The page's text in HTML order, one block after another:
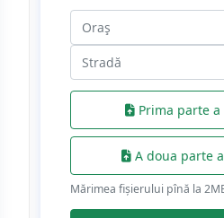
Prima parte a
A doua parte
Mărimea fișierului pînă la